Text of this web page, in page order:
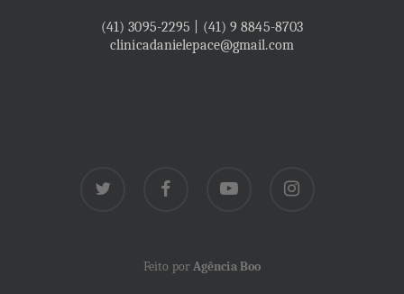
(41) 3095-2295 | (41) 9 8845-8703
clinicadanielepace@gmail.com
Feito porAgência Boo